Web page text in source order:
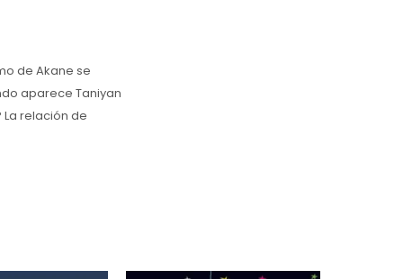
de Akane se
aparece Taniyan
relación de